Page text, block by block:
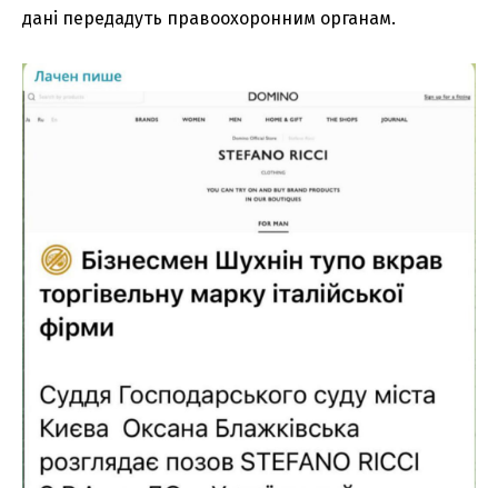
дані передадуть правоохоронним органам.